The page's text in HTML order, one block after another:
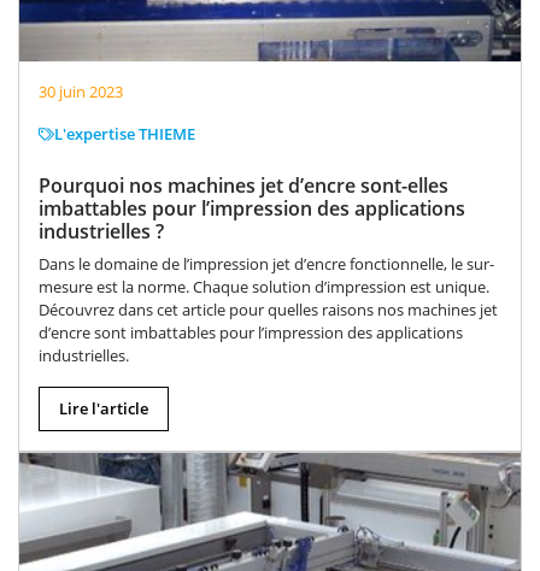
Pourquoi nos machines jet d’encre sont-elles
imbattables pour l’impression des applications
industrielles ?
30 juin 2023
L'expertise THIEME
Dans le domaine de l’impression jet d’encre fonctionnelle, le sur-
mesure est la norme. Chaque solution d’impression est unique.
Découvrez dans cet article pour quelles raisons nos machines jet
d’encre sont imbattables pour l’impression des applications
industrielles.
Lire l'article